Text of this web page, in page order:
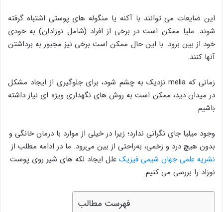
این ضایعات می توانند با آکنه یا منگوله های پوستی اشتباه گرفته
شوند. ملیا ممکن است در برخی از افراد (شامل نوزادان) به خودی
خود از بین برود. با این حال ممکن است برخی نیز مجبور به برداشتن
آنها کنند.
زمانی که melia نزدیک به چشم شود، برای جلوگیری از ایجاد مشکل
در میدان دید، ممکن است به روش های نگهداری ویژه ای نیاز داشته
باشیم.
وجود میلیا جای نگرانی ندارد؛ زیرا در خیلی از موارد با درمان خانگی و
بدون هیچ درد و زخمی، به‌راحتی از بین می‌رود. ما در ادامه مطلب از
نشریه علمی جهان شیمی فیزیک علل ایجاد لکه های شیر روی پوست
نوزاد را بررسی می کنیم.
فهرست مطالب